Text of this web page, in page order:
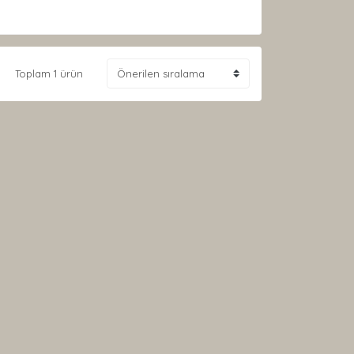
Toplam 1 ürün